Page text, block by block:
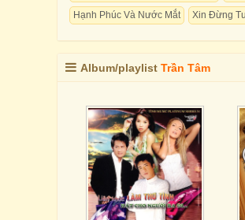
Hạnh Phúc Và Nước Mắt
Xin Đừng
Album/playlist Trần Tâm